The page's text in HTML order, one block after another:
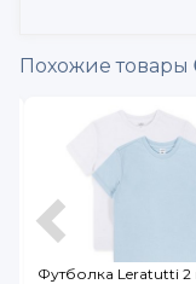
Похожие товары
Футболка Leratutti 2